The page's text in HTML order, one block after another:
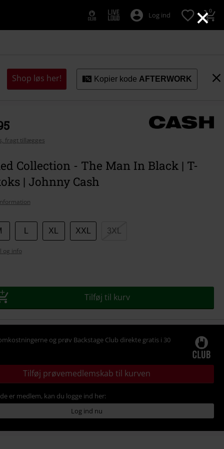
×
Log ind 0
Shop løs her! Kopier kode AFTERWORK
fragt tillægges
Collection - The Man In Black | T-
| Johnny Cash
XL XXL 3XL
og info
Tilføj til kurv
og prøv Backstage Club direkte gratis i 30
Tilføj prøvemedlemskab til kurven
er medlem, kan du logge ind her:
Log ind nu